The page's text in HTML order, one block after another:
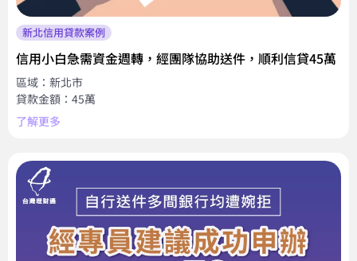
新北信用貸款案例
信用小白急需資金週轉，經團隊協助送件，順利信貸45萬
區域：新北市
貸款金額：45萬
了解更多